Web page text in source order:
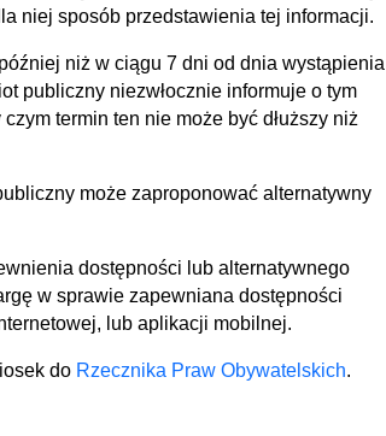
niej sposób przedstawienia tej informacji.
niż w ciągu 7 dni od dnia wystąpienia
publiczny niezwłocznie informuje o tym
termin ten nie może być dłuższy niż
może zaproponować alternatywny
dostępności lub alternatywnego
w sprawie zapewniana dostępności
lub aplikacji mobilnej.
do Rzecznika Praw Obywatelskich.